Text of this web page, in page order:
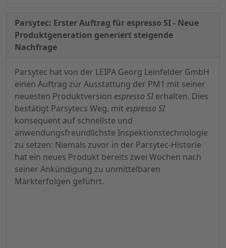
Parsytec: Erster Auftrag für espresso SI - Neue
Produktgeneration generiert steigende
Nachfrage
Parsytec hat von der LEIPA Georg Leinfelder GmbH
einen Auftrag zur Ausstattung der PM1 mit seiner
neuesten Produktversion espresso SIerhalten. Dies
bestätigt Parsytecs Weg, mit espresso SI
konsequent auf schnellste und
anwendungsfreundlichste Inspektionstechnologie
zu setzen: Niemals zuvor in der Parsytec-Historie
hat ein neues Produkt bereits zwei Wochen nach
seiner Ankündigung zu unmittelbaren
Markterfolgen geführt.